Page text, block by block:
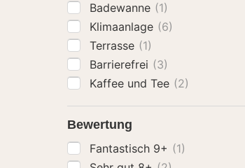
Badewanne (1)
Klimaanlage (6)
Terrasse (1)
Barrierefrei (3)
Kaffee und Tee (2)
Bewertung
Fantastisch 9+ (1)